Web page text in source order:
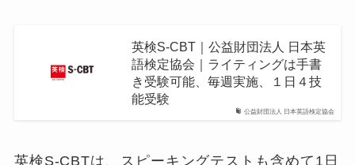
公益財団法人 日本英語検定協会
英検S-CBT｜公益財団法人 日本英
語検定協会｜ライティングは手書
き受験可能、毎週実施、１日４技
能受験
英検S-CBTは、スピーキングテストも含めて1日